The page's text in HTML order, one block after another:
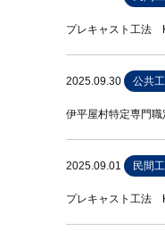
プレキャスト工法
2025.09.30 公共
伊平屋村特定専門
2025.09.01 民間
プレキャスト工法